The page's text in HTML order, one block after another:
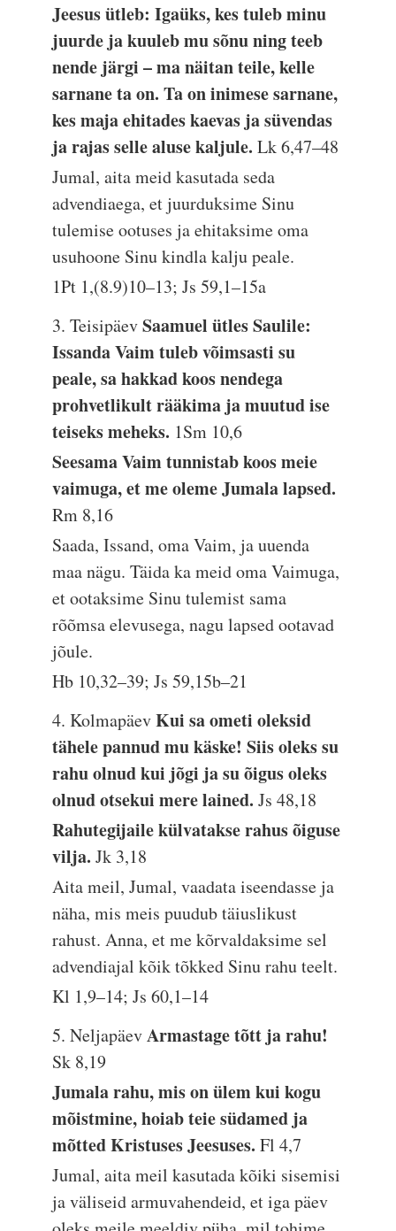
Jeesus ütleb: Igaüks, kes tuleb minu
juurde ja kuuleb mu sõnu ning teeb
nende järgi – ma näitan teile, kelle
sarnane ta on. Ta on inimese sarnane,
kes maja ehitades kaevas ja süvendas
ja rajas selle aluse kaljule.Lk 6,47–48
Jumal, aita meid kasutada seda
advendiaega, et juurduksime Sinu
tulemise ootuses ja ehitaksime oma
usuhoone Sinu kindla kalju peale.
1Pt 1,(8.9)10–13; Js 59,1–15a
3. TeisipäevSaamuel ütles Saulile:
Issanda Vaim tuleb võimsasti su
peale, sa hakkad koos nendega
prohvetlikult rääkima ja muutud ise
teiseks meheks. 1Sm 10,6
Seesama Vaim tunnistab koos meie
vaimuga, et me oleme Jumala lapsed.
Rm 8,16
Saada, Issand, oma Vaim, ja uuenda
maa nägu. Täida ka meid oma Vaimuga,
et ootaksime Sinu tulemist sama
rõõmsa elevusega, nagu lapsed ootavad
jõule.
Hb 10,32–39; Js 59,15b–21
4. KolmapäevKui sa ometi oleksid
tähele pannud mu käske! Siis oleks su
rahu olnud kui jõgi ja su õigus oleks
olnud otsekui mere lained.Js 48,18
Rahutegijaile külvatakse rahus õiguse
vilja.Jk 3,18
Aita meil, Jumal, vaadata iseendasse ja
näha, mis meis puudub täiuslikust
rahust. Anna, et me kõrvaldaksime sel
advendiajal kõik tõkked Sinu rahu teelt.
Kl 1,9–14; Js 60,1–14
5. NeljapäevArmastage tõtt ja rahu!
Sk 8,19
Jumala rahu, mis on ülem kui kogu
mõistmine, hoiab teie südamed ja
mõtted Kristuses Jeesuses.Fl 4,7
Jumal, aita meil kasutada kõiki sisemisi
ja väliseid armuvahendeid, et iga päev